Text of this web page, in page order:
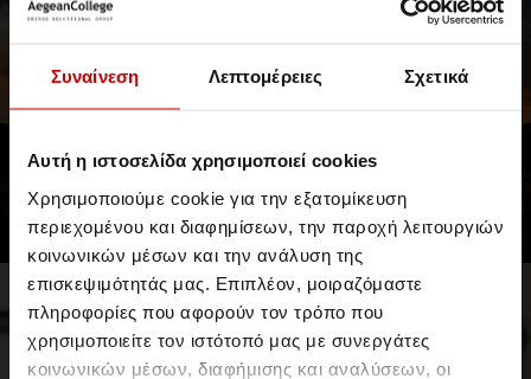
Συναίνεση Λεπτομέρειες Σχετικά
Αυτή η ιστοσελίδα χρησιμοποιεί cookies
Χρησιμοποιούμε cookie για την εξατομίκευση
περιεχομένου και διαφημίσεων, την παροχή λειτουργιών
κοινωνικών μέσων και την ανάλυση της
επισκεψιμότητάς μας. Επιπλέον, μοιραζόμαστε
πληροφορίες που αφορούν τον τρόπο που
χρησιμοποιείτε τον ιστότοπό μας με συνεργάτες
κοινωνικών μέσων, διαφήμισης και αναλύσεων, οι
του Aegean LLC
Το μοναδικό με διεθνή Πιστοποίηση IAPC&M
Events & Σεμινάρια Σεμινάρια